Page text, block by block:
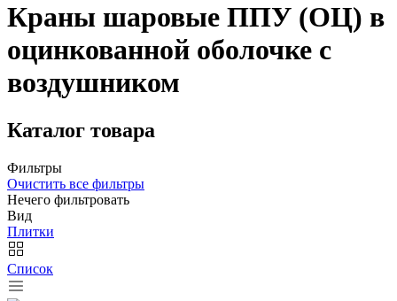
Краны шаровые ППУ (ОЦ) в
оцинкованной оболочке с
воздушником
Каталог товара
Фильтры
Очистить все фильтры
Нечего фильтровать
Вид
Плитки
Список